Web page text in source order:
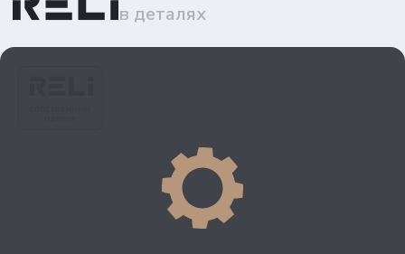
в деталях